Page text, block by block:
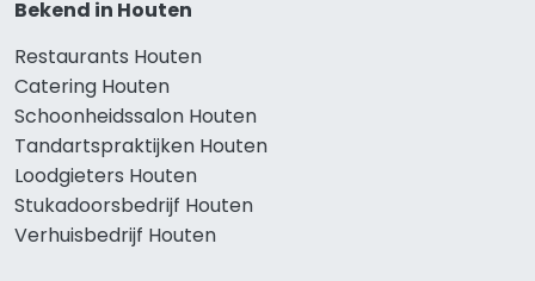
Bekend in Houten
Restaurants Houten
Catering Houten
Schoonheidssalon Houten
Tandartspraktijken Houten
Loodgieters Houten
Stukadoorsbedrijf Houten
Verhuisbedrijf Houten